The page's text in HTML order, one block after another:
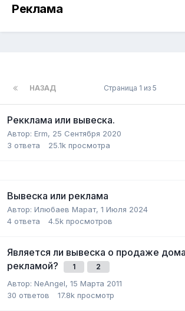
Реклама
НАЗАД Страница 1 из 5
Рекклама или вывеска.
Автор: Erm, 25 Сентября 2020
3 ответа 25.1k просмотра
Вывеска или реклама
Автор: Илюбаев Марат, 1 Июля 2024
4 ответа 4.5k просмотров
Является ли вывеска о продаже дома
рекламой?
1 2
Автор: NeAngel, 15 Марта 2011
30 ответов 17.8k просмотр